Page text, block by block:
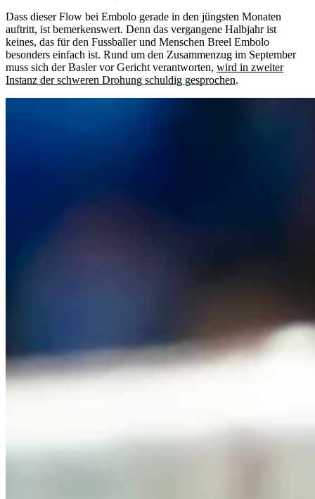
Dass dieser Flow bei Embolo gerade in den jüngsten Monaten
auftritt, ist bemerkenswert. Denn das vergangene Halbjahr ist
keines, das für den Fussballer und Menschen Breel Embolo
besonders einfach ist. Rund um den Zusammenzug im September
muss sich der Basler vor Gericht verantworten, wird in zweiter
Instanz der schweren Drohung schuldig gesprochen.